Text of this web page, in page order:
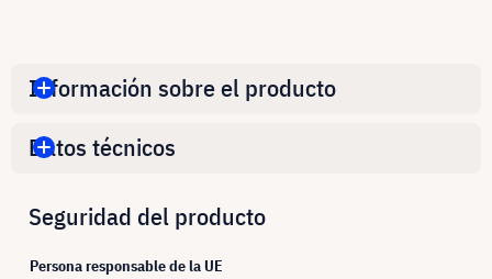
Información sobre el producto
Datos técnicos
Seguridad del producto
Persona responsable de la UE